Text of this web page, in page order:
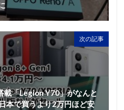
次の記事
載「Legion Y70」がなんと
本で買うより2万円ほど安